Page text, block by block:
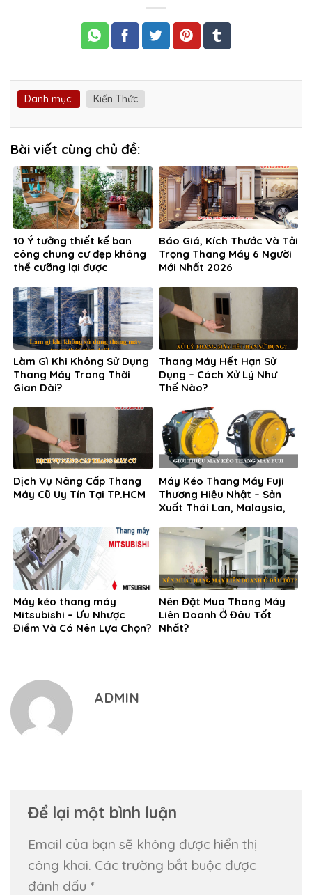
Danh mục: Kiến Thức
Bài viết cùng chủ đề:
10 Ý tưởng thiết kế ban
công chung cư đẹp không
thể cưỡng lại được
Báo Giá, Kích Thước Và Tải
Trọng Thang Máy 6 Người
Mới Nhất 2026
Làm Gì Khi Không Sử Dụng
Thang Máy Trong Thời
Gian Dài?
Thang Máy Hết Hạn Sử
Dụng – Cách Xử Lý Như
Thế Nào?
Dịch Vụ Nâng Cấp Thang
Máy Cũ Uy Tín Tại TP.HCM
Máy Kéo Thang Máy Fuji
Thương Hiệu Nhật – Sản
Xuất Thái Lan, Malaysia,
Máy kéo thang máy
Mitsubishi – Ưu Nhược
Điểm Và Có Nên Lựa Chọn?
Nên Đặt Mua Thang Máy
Liên Doanh Ở Đâu Tốt
Nhất?
ADMIN
Để lại một bình luận
Email của bạn sẽ không được hiển thị
công khai. Các trường bắt buộc được
đánh dấu *